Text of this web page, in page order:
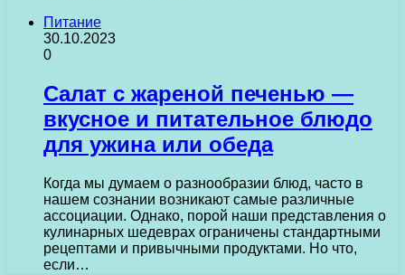
Питание
30.10.2023
0
Салат с жареной печенью —
вкусное и питательное блюдо
для ужина или обеда
Когда мы думаем о разнообразии блюд, часто в
нашем сознании возникают самые различные
ассоциации. Однако, порой наши представления о
кулинарных шедеврах ограничены стандартными
рецептами и привычными продуктами. Но что,
если…